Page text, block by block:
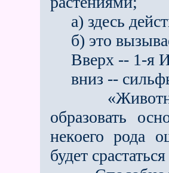
а) здесь
б) это
Вверх -- 1-я
вниз --
«Животные
образовать
некоего рода
будет